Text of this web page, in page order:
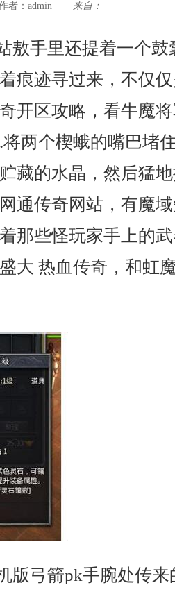
者： admin 来自：
敖手里还提着一个
痕迹寻过来，不仅
开区攻略，看牛魔
将两个楔蛾的嘴巴
藏的水晶，然后猛
通传奇网站，有魔
那些怪玩家手上的
大 热血传奇，和虹
版弓箭pk手腕处传